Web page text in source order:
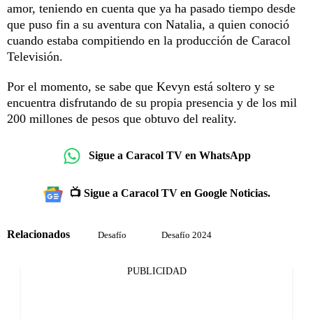
amor, teniendo en cuenta que ya ha pasado tiempo desde
que puso fin a su aventura con Natalia, a quien conoció
cuando estaba compitiendo en la producción de Caracol
Televisión.
Por el momento, se sabe que Kevyn está soltero y se
encuentra disfrutando de su propia presencia y de los mil
200 millones de pesos que obtuvo del reality.
Sigue a Caracol TV en WhatsApp
📺 Sigue a Caracol TV en Google Noticias.
Relacionados Desafío Desafío 2024
PUBLICIDAD